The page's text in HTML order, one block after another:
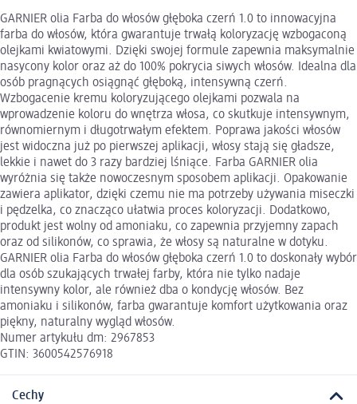
GARNIER olia Farba do włosów głęboka czerń 1.0 to innowacyjna
farba do włosów, która gwarantuje trwałą koloryzację wzbogaconą
olejkami kwiatowymi. Dzięki swojej formule zapewnia maksymalnie
nasycony kolor oraz aż do 100% pokrycia siwych włosów. Idealna dla
osób pragnących osiągnąć głęboką, intensywną czerń.
Wzbogacenie kremu koloryzującego olejkami pozwala na
wprowadzenie koloru do wnętrza włosa, co skutkuje intensywnym,
równomiernym i długotrwałym efektem. Poprawa jakości włosów
jest widoczna już po pierwszej aplikacji, włosy stają się gładsze,
lekkie i nawet do 3 razy bardziej lśniące. Farba GARNIER olia
wyróżnia się także nowoczesnym sposobem aplikacji. Opakowanie
zawiera aplikator, dzięki czemu nie ma potrzeby używania miseczki
i pędzelka, co znacząco ułatwia proces koloryzacji. Dodatkowo,
produkt jest wolny od amoniaku, co zapewnia przyjemny zapach
oraz od silikonów, co sprawia, że włosy są naturalne w dotyku.
GARNIER olia Farba do włosów głęboka czerń 1.0 to doskonały wybór
dla osób szukających trwałej farby, która nie tylko nadaje
intensywny kolor, ale również dba o kondycję włosów. Bez
amoniaku i silikonów, farba gwarantuje komfort użytkowania oraz
piękny, naturalny wygląd włosów.
Numer artykułu dm: 2967853
GTIN: 3600542576918
Cechy